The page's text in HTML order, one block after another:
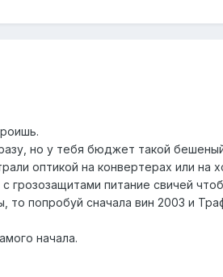
но у тебя бюджет такой
оптикой на конвертерах или
грозозащитами питание свичей
попробуй сначала вин 2003 и
начала.